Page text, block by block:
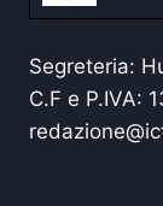
Segreteria:
C.F e P.IVA: